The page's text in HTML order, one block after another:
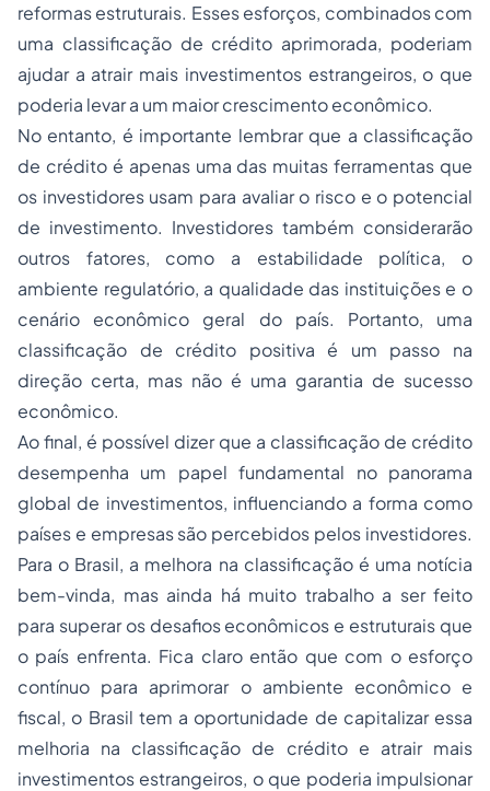
reformas estruturais. Esses esforços, combinados com
uma classificação de crédito aprimorada, poderiam
ajudar a atrair mais investimentos estrangeiros, o que
poderia levar a um maior crescimento econômico.
No entanto, é importante lembrar que a classificação
de crédito é apenas uma das muitas ferramentas que
os investidores usam para avaliar o risco e o potencial
de investimento. Investidores também considerarão
outros fatores, como a estabilidade política, o
ambiente regulatório, a qualidade das instituições e o
cenário econômico geral do país. Portanto, uma
classificação de crédito positiva é um passo na
direção certa, mas não é uma garantia de sucesso
econômico.
Ao final, é possível dizer que a classificação de crédito
desempenha um papel fundamental no panorama
global de investimentos, influenciando a forma como
países e empresas são percebidos pelos investidores.
Para o Brasil, a melhora na classificação é uma notícia
bem-vinda, mas ainda há muito trabalho a ser feito
para superar os desafios econômicos e estruturais que
o país enfrenta. Fica claro então que com o esforço
contínuo para aprimorar o ambiente econômico e
fiscal, o Brasil tem a oportunidade de capitalizar essa
melhoria na classificação de crédito e atrair mais
investimentos estrangeiros, o que poderia impulsionar